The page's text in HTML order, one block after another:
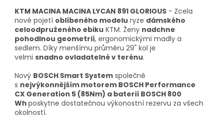
KTM MACINA MACINA LYCAN 891 GLORIOUS - Zcela
nové pojetí oblíbeného modelu ryze dámského
celoodpruženého ebiku KTM. Ženy nadchne
pohodlnou geometrií, ergonomickými madly a
sedlem. Díky menšímu průměru 29" kol je
velmi snadno ovladatelné v terénu.
Nový BOSCH Smart System společně
s nejvýkonnějším motorem BOSCH Performance
CX Generation 5 (85Nm) a baterií BOSCH 800
Wh poskytne dostatečnou výkonostní rezervu za všech
okolností.